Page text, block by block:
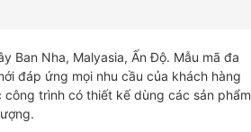
Ban Nha, Malyasia, Ấn Độ. Mẫu mã đa
đáp ứng mọi nhu cầu của khách hàng
trình có thiết kế dùng các sản phẩm